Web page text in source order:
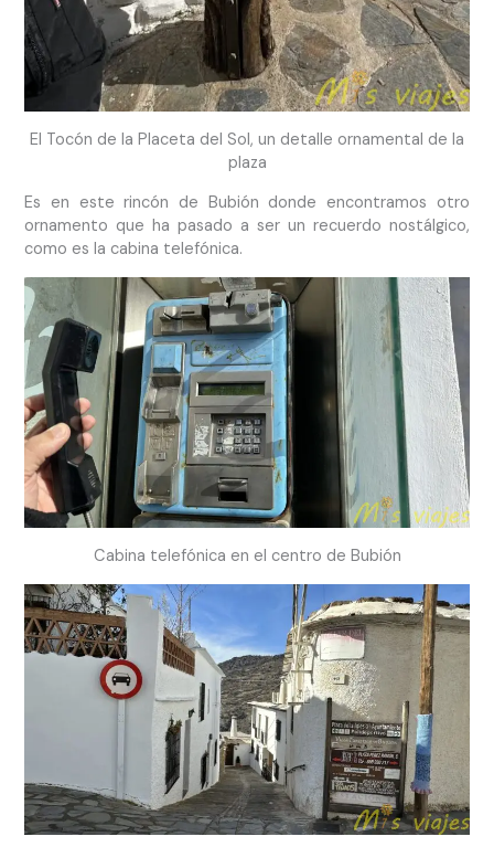
El Tocón de la Placeta del Sol, un detalle ornamental de la
plaza
Es en este rincón de Bubión donde encontramos otro
ornamento que ha pasado a ser un recuerdo nostálgico,
como es la cabina telefónica.
Cabina telefónica en el centro de Bubión